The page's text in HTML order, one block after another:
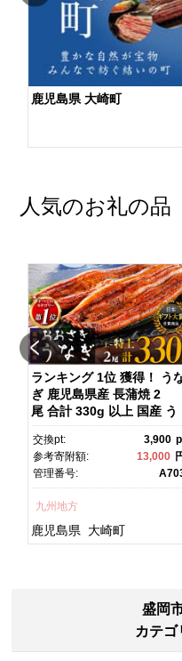
鹿児島県 大崎町
人気のお礼の品
ランキング 1位 獲得！ う
ぎ 鹿児島県産 長蒲焼 2
尾 合計 330g 以上 国産 う
なぎ 鰻 ウナギ 蒲焼き 蒲
焼 かばやき 魚 魚介 魚貝
鮮 うな重 ひつまぶし 蒲
焼 訳あり ギフト 人気 おす
半島 A703
交換pt: 3,900
参考寄附額:
13,000
管理番号:
九州地方
鹿児島県 大崎町
盛岡
カテゴ